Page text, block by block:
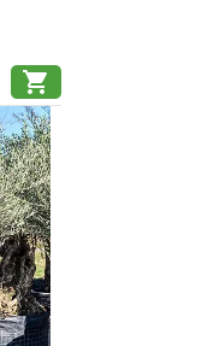
shopping_cart